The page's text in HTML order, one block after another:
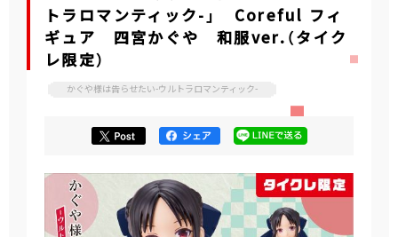
トラロマンティック-」 Coreful フィ
ギュア 四宮かぐや 和服ver.（タイク
レ限定）
かぐや様は告らせたい-ウルトラロマンティック-